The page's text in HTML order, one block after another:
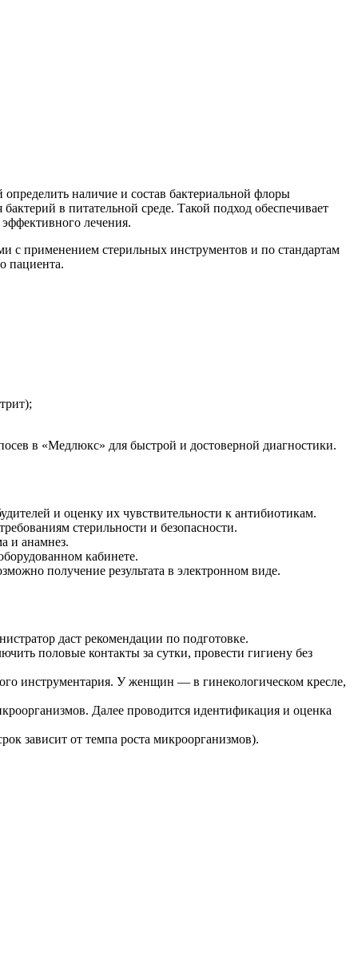
наличие и состав бактериальной флоры
в питательной среде. Такой подход обеспечивает
лечения.
с применением стерильных инструментов и по стандартам
пациента.
в «Медлюкс» для быстрой и достоверной диагностики.
и оценку их чувствительности к антибиотикам.
стерильности и безопасности.
и анамнез.
кабинете.
получение результата в электронном виде.
даст рекомендации по подготовке.
половые контакты за сутки, провести гигиену без
инструментария. У женщин — в гинекологическом кресле,
Далее проводится идентификация и оценка
зависит от темпа роста микроорганизмов).